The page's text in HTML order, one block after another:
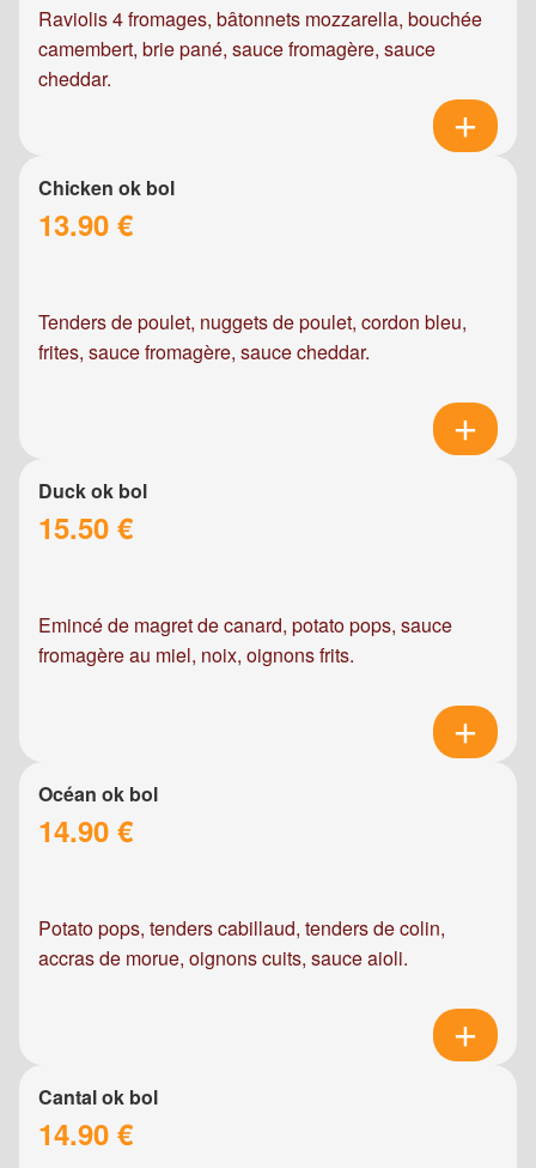
Raviolis 4 fromages, bâtonnets mozzarella, bouchée
camembert, brie pané, sauce fromagère, sauce
cheddar.
Chicken ok bol
13.90 €
Tenders de poulet, nuggets de poulet, cordon bleu,
frites, sauce fromagère, sauce cheddar.
Duck ok bol
15.50 €
Emincé de magret de canard, potato pops, sauce
fromagère au miel, noix, oignons frits.
Océan ok bol
14.90 €
Potato pops, tenders cabillaud, tenders de colin,
accras de morue, oignons cuits, sauce aioli.
Cantal ok bol
14.90 €